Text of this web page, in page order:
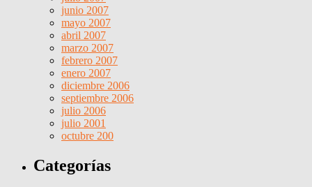
junio 2007
mayo 2007
abril 2007
marzo 2007
febrero 2007
enero 2007
diciembre 2006
septiembre 2006
julio 2006
julio 2001
octubre 200
Categorías